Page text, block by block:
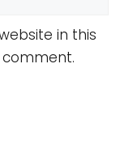
in this